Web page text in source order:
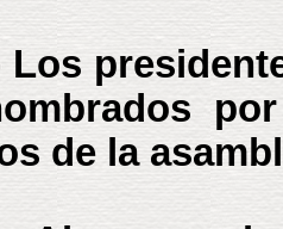
Los
de la